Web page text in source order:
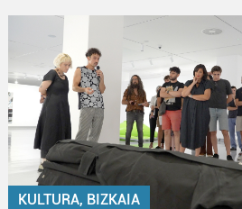
KULTURA, BIZKAIA